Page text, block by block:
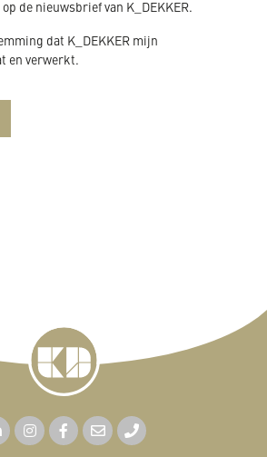
de nieuwsbrief van K_DEKKER.
dat K_DEKKER mijn
en verwerkt.